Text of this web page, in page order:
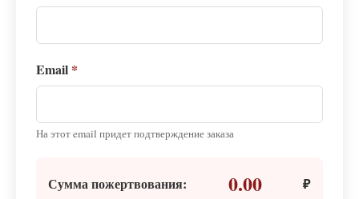
Email *
На этот email придет подтверждение заказа
Сумма пожертвования: 0.00 ₽